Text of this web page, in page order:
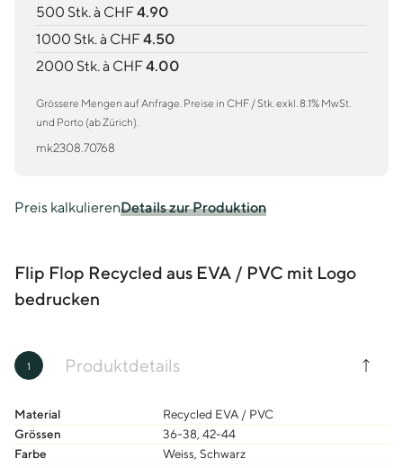
500 Stk. à CHF4.90
1000 Stk. à CHF4.50
2000 Stk. à CHF4.00
Grössere Mengen auf Anfrage. Preise in CHF / Stk. exkl. 8.1% MwSt.
und Porto (ab Zürich).
mk2308.70768
Preis kalkulierenDetails zur Produktion
Flip Flop Recycled aus EVA / PVC mit Logo
bedrucken
1 Produktdetails
Material
Recycled EVA / PVC
Grössen
36-38, 42-44
Farbe
Weiss, Schwarz